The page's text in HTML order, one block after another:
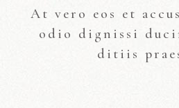
At vero eos et
odio dignissi
ditiis